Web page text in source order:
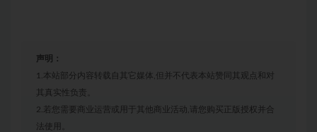
声明：
1.本站部分内容转载自其它媒体,但并不代表本站赞同其观点和对
其真实性负责。
2.若您需要商业运营或用于其他商业活动,请您购买正版授权并合
法使用。